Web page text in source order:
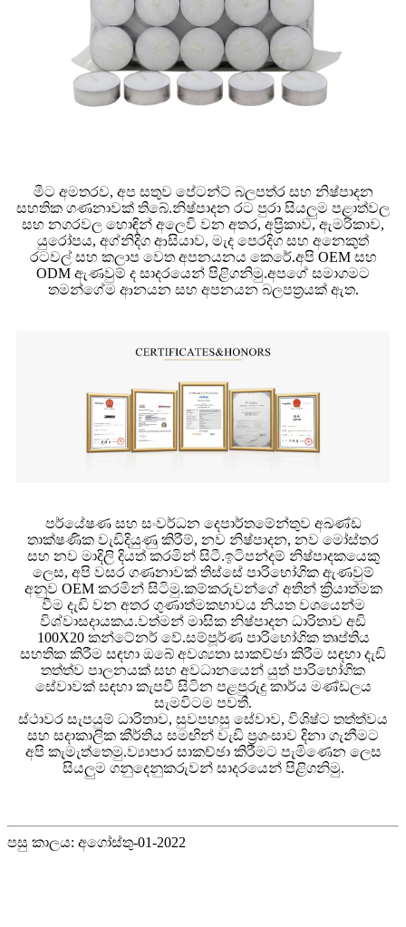
මීට අමතරව, අප සතුව පේටන්ට් බලපත්ර සහ නිෂ්පාදන
සහතික ගණනාවක් තිබේ.නිෂ්පාදන රට පුරා සියලුම පළාත්වල
සහ නගරවල හොඳින් අලෙවි වන අතර, අප්‍රිකාව, ඇමරිකාව,
යුරෝපය, අග්නිදිග ආසියාව, මැද පෙරදිග සහ අනෙකුත්
රටවල් සහ කලාප වෙත අපනයනය කෙරේ.අපි OEM සහ
ODM ඇණවුම් ද සාදරයෙන් පිළිගනිමු.අපගේ සමාගමට
තමන්ගේම ආනයන සහ අපනයන බලපත්‍රයක් ඇත.
පර්යේෂණ සහ සංවර්ධන දෙපාර්තමේන්තුව අඛණ්ඩ
තාක්ෂණික වැඩිදියුණු කිරීම්, නව නිෂ්පාදන, නව මෝස්තර
සහ නව මාදිලි දියත් කරමින් සිටී.ඉටිපන්දම් නිෂ්පාදකයෙකු
ලෙස, අපි වසර ගණනාවක් තිස්සේ පාරිභෝගික ඇණවුම්
අනුව OEM කරමින් සිටිමු.කම්කරුවන්ගේ අතින් ක්‍රියාත්මක
වීම දැඩි වන අතර ගුණාත්මකභාවය නියත වශයෙන්ම
විශ්වාසදායකය.වත්මන් මාසික නිෂ්පාදන ධාරිතාව අඩි
100X20 කන්ටේනර් වේ.සම්පූර්ණ පාරිභෝගික තෘප්තිය
සහතික කිරීම සඳහා ඔබේ අවශ්‍යතා සාකච්ඡා කිරීම සඳහා දැඩි
තත්ත්ව පාලනයක් සහ අවධානයෙන් යුත් පාරිභෝගික
සේවාවක් සඳහා කැපවී සිටින පළපුරුදු කාර්ය මණ්ඩලය
සැමවිටම පවතී.
ස්ථාවර සැපයුම් ධාරිතාව, සුවපහසු සේවාව, විශිෂ්ට තත්ත්වය
සහ සදාකාලික කීර්තිය සමඟින් වැඩි ප්‍රශංසාව දිනා ගැනීමට
අපි කැමැත්තෙමු.ව්‍යාපාර සාකච්ඡා කිරීමට පැමිණෙන ලෙස
සියලුම ගනුදෙනුකරුවන් සාදරයෙන් පිළිගනිමු.
පසු කාලය: අගෝස්තු-01-2022